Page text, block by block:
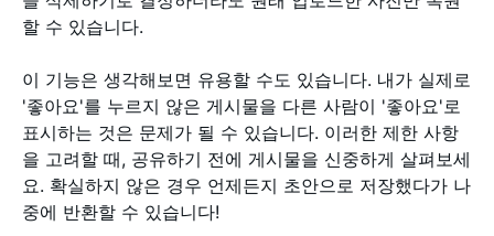
할 수 있습니다.
이 기능은 생각해보면 유용할 수도 있습니다. 내가 실제로
'좋아요'를 누르지 않은 게시물을 다른 사람이 '좋아요'로
표시하는 것은 문제가 될 수 있습니다. 이러한 제한 사항
을 고려할 때, 공유하기 전에 게시물을 신중하게 살펴보세
요. 확실하지 않은 경우 언제든지 초안으로 저장했다가 나
중에 반환할 수 있습니다!